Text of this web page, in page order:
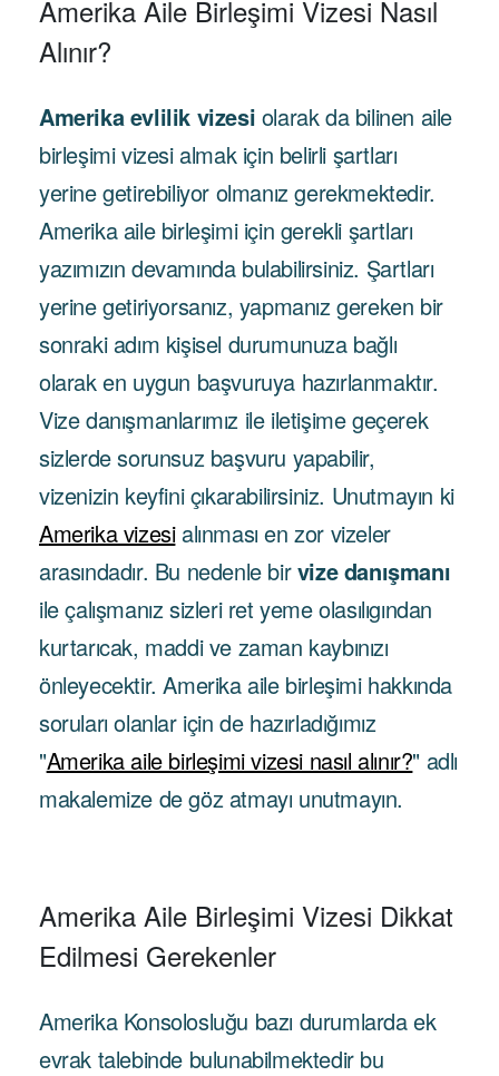
Amerika Aile Birleşimi Vizesi Nasıl
Alınır?
Amerika evlilik vizesi olarak da bilinen aile
birleşimi vizesi almak için belirli şartları
yerine getirebiliyor olmanız gerekmektedir.
Amerika aile birleşimi için gerekli şartları
yazımızın devamında bulabilirsiniz. Şartları
yerine getiriyorsanız, yapmanız gereken bir
sonraki adım kişisel durumunuza bağlı
olarak en uygun başvuruya hazırlanmaktır.
Vize danışmanlarımız ile iletişime geçerek
sizlerde sorunsuz başvuru yapabilir,
vizenizin keyfini çıkarabilirsiniz. Unutmayın ki
Amerika vizesialınması en zor vizeler
arasındadır. Bu nedenle birvize danışmanı
ile çalışmanız sizleri ret yeme olasılıgından
kurtarıcak, maddi ve zaman kaybınızı
önleyecektir. Amerika aile birleşimi hakkında
soruları olanlar için de hazırladığımız
"Amerika aile birleşimi vizesi nasıl alınır?" adlı
makalemize de göz atmayı unutmayın.
Amerika Aile Birleşimi Vizesi Dikkat
Edilmesi Gerekenler
Amerika Konsolosluğu bazı durumlarda ek
evrak talebinde bulunabilmektedir bu